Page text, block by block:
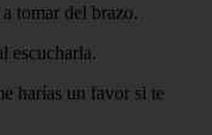
tomar del brazo.
escucharla.
harías un favor si te